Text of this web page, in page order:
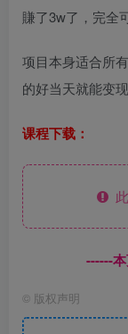
賺了3w了，完全
项目本身适合所
的好当天就能变
课程下载：
此
------
© 版权声明